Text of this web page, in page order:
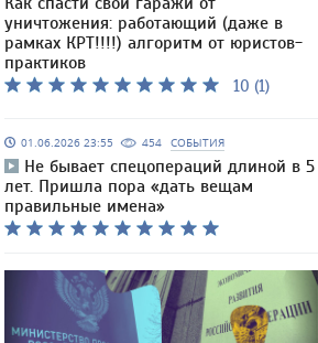
уничтожения: работающий (даже в
рамках КРТ!!!!) алгоритм от юристов-
практиков
10 (1)
01.06.2026 23:55 454 СОБЫТИЯ
Не бывает спецопераций длиной в 5
лет. Пришла пора «дать вещам
правильные имена»